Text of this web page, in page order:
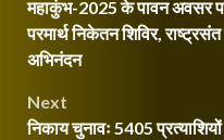
navigation
महाकुंभ-2025 के पावन अवसर पर
परमार्थ निकेतन शिविर,
अभिनंदन
Next
निकाय चुनावः 5405